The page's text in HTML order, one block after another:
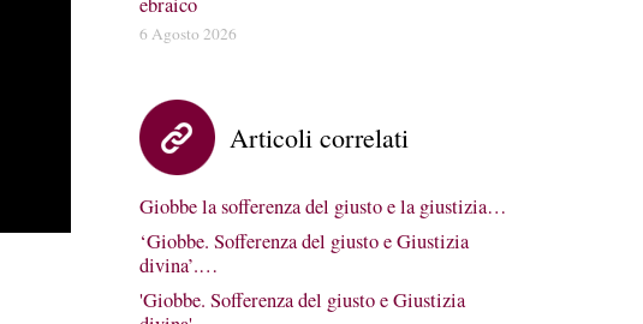
6 Agosto 2026
Articoli correlati
Giobbe la sofferenza del giusto e la giustizia…
‘Giobbe. Sofferenza del giusto e Giustizia
divina’.…
'Giobbe. Sofferenza del giusto e Giustizia